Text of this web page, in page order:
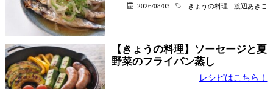
2026/08/03 きょうの料理 渡辺あきこ
【きょうの料理】ソーセージと夏
野菜のフライパン蒸し
レシピはこちら！